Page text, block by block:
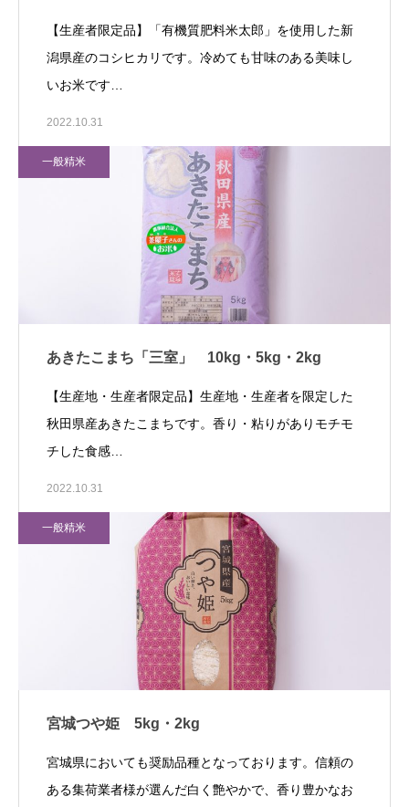
【生産者限定品】「有機質肥料米太郎」を使用した新
潟県産のコシヒカリです。冷めても甘味のある美味し
いお米です…
2022.10.31
一般精米
あきたこまち「三室」 10kg・5kg・2kg
【生産地・生産者限定品】生産地・生産者を限定した
秋田県産あきたこまちです。香り・粘りがありモチモ
チした食感…
2022.10.31
一般精米
宮城つや姫 5kg・2kg
宮城県においても奨励品種となっております。信頼の
ある集荷業者様が選んだ白く艶やかで、香り豊かなお